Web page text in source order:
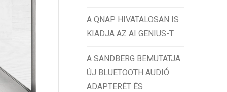
A QNAP HIVATALOSAN IS
KIADJA AZ AI GENIUS-T
A SANDBERG BEMUTATJA
ÚJ BLUETOOTH AUDIÓ
ADAPTERÉT ÉS